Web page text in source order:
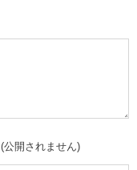
(公開されません)